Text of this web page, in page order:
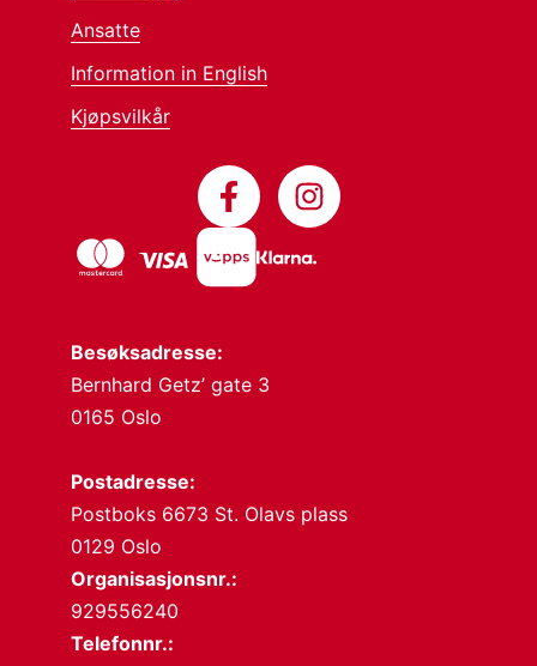
Besøksadresse:
Bernhard Getz’ gate 3
0165 Oslo
Postadresse:
Postboks 6673 St. Olavs plass
0129 Oslo
Organisasjonsnr.:
929556240
Telefonnr.:
Ansatte
Information in English
Kjøpsvilkår